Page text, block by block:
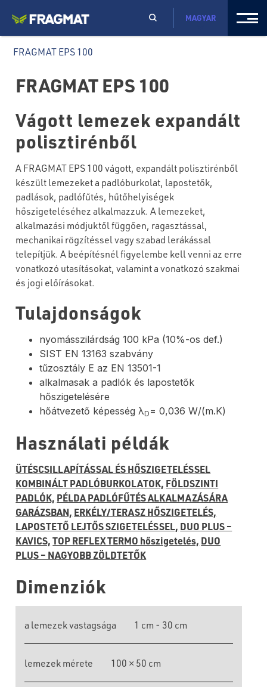
MAGYAR
FRAGMAT EPS 100
FRAGMAT EPS 100
Vágott lemezek expandált
polisztirénből
A FRAGMAT EPS 100 vágott, expandált polisztirénből
készült lemezeket a padlóburkolat, lapostetők,
padlások, padlófűtés, hűtőhelyiségek
hőszigeteléséhez alkalmazzuk. A lemezeket,
alkalmazási módjuktől függően, ragasztással,
mechanikai rögzítéssel vagy szabad lerákással
telepítjük. A beépítésnél figyelembe kell venni az erre
vonatkozó utasításokat, valamint a vonatkozó szakmai
és jogi előírásokat.
Tulajdonságok
nyomásszilárdság 100 kPa (10%-os def.)
SIST EN 13163 szabvány
tűzosztály E az EN 13501-1
alkalmasak a padlók és lapostetők
hőszigetelésére
hőátvezető képesség λD = 0,036 W/(m.K)
Használati példák
ÜTÉSCSILLAPÍTÁSSAL ÉS HŐSZIGETELÉSSEL
KOMBINÁLT PADLÓBURKOLATOK, FÖLDSZINTI
PADLÓK, PÉLDA PADLÓFŰTÉS ALKALMAZÁSÁRA
GARÁZSBAN, ERKÉLY/TERASZ HŐSZIGETELÉS,
LAPOSTETŐ LEJTŐS SZIGETELÉSSEL, DUO PLUS –
KAVICS, TOP REFLEX TERMO hőszigetelés, DUO
PLUS – NAGYOBB ZÖLDTETŐK
Dimenziók
a lemezek vastagsága 1 cm - 30 cm
lemezek mérete 100 × 50 cm